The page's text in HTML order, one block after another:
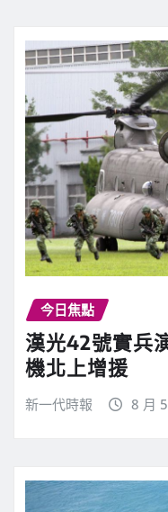
今日焦點
漢光42號實兵
機北上增援
新一代時報 8 月